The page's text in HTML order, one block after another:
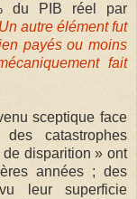
du PIB réel par
autre élément fut
payés ou moins
fait
sceptique face
catastrophes
disparition » ont
années ; des
leur superficie